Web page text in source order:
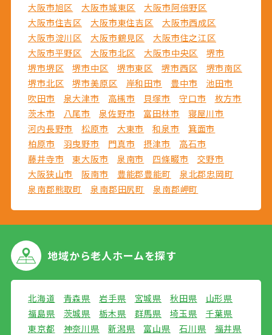
大阪市旭区
大阪市城東区
大阪市阿倍野区
大阪市住吉区
大阪市東住吉区
大阪市西成区
大阪市淀川区
大阪市鶴見区
大阪市住之江区
大阪市平野区
大阪市北区 大阪市中央区
堺市
堺市堺区
堺市中区 堺市東区 堺市西区
堺市南区
堺市北区
堺市美原区 岸和田市 豊中市
池田市
吹田市
泉大津市 高槻市 貝塚市 守口市
枚方市
茨木市
八尾市 泉佐野市 富田林市
寝屋川市
河内長野市
松原市 大東市 和泉市
箕面市
柏原市
羽曳野市 門真市 摂津市
高石市
藤井寺市
東大阪市 泉南市 四條畷市
交野市
大阪狭山市
阪南市 豊能郡豊能町
泉北郡忠岡町
泉南郡熊取町
泉南郡田尻町 泉南郡岬町
地域から老人ホームを探す
北海道 青森県 岩手県 宮城県 秋田県
山形県
福島県
茨城県 栃木県 群馬県 埼玉県
千葉県
東京都
神奈川県 新潟県 富山県 石川県
福井県